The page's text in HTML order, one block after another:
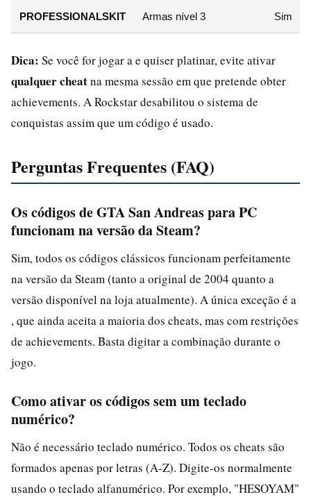
PROFESSIONALSKIT Armas nível 3 Sim
Dica: Se você for jogar a e quiser platinar, evite ativar
qualquer cheatna mesma sessão em que pretende obter
achievements. A Rockstar desabilitou o sistema de
conquistas assim que um código é usado.
Perguntas Frequentes (FAQ)
Os códigos de GTA San Andreas para PC
funcionam na versão da Steam?
Sim, todos os códigos clássicos funcionam perfeitamente
na versão da Steam (tanto a original de 2004 quanto a
versão disponível na loja atualmente). A única exceção é a
, que ainda aceita a maioria dos cheats, mas com restrições
de achievements. Basta digitar a combinação durante o
jogo.
Como ativar os códigos sem um teclado
numérico?
Não é necessário teclado numérico. Todos os cheats são
formados apenas por letras (A-Z). Digite-os normalmente
usando o teclado alfanumérico. Por exemplo, "HESOYAM"